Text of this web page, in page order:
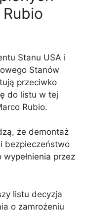
Stanu USA i
Stanów
przeciwko
do listu w tej
Rubio.
że demontaż
bezpieczeństwo
przez
listu decyzja
o zamrożeniu